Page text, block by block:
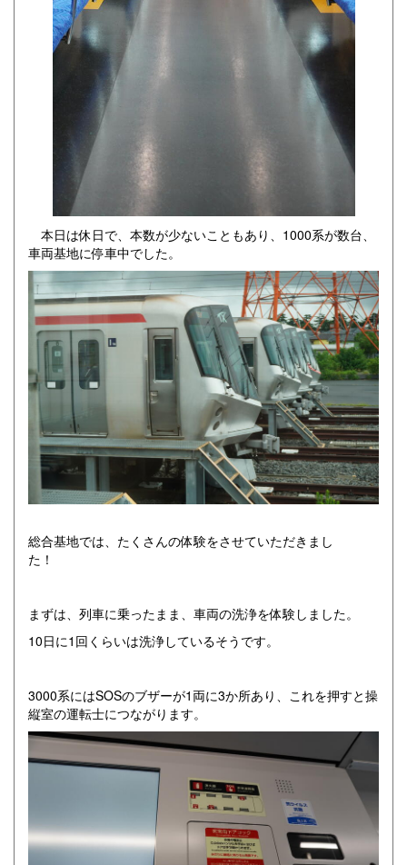
本日は休日で、本数が少ないこともあり、1000系が数台、
車両基地に停車中でした。
総合基地では、たくさんの体験をさせていただきまし
た！
まずは、列車に乗ったまま、車両の洗浄を体験しました。
10日に1回くらいは洗浄しているそうです。
3000系にはSOSのブザーが1両に3か所あり、これを押すと操
縦室の運転士につながります。